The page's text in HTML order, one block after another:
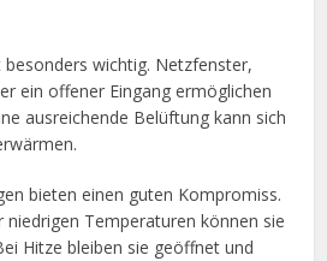
wichtig. Netzfenster,
ein offener Eingang ermöglichen
ausreichende Belüftung kann sich
bieten einen guten Kompromiss.
niedrigen Temperaturen können sie
Hitze bleiben sie geöffnet und